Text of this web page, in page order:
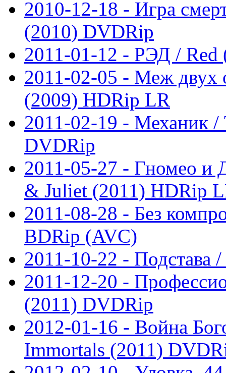
2010-12-18 - Игра
(2010) DVDRip
2011-01-12 - РЭД /
2011-02-05 - Меж двух
(2009) HDRip LR
2011-02-19 - Механик /
DVDRip
2011-05-27 - Гномео и
& Juliet (2011) HDRip
2011-08-28 - Без
BDRip (AVC)
2011-10-22 - Подстава
2011-12-20 -
(2011) DVDRip
2012-01-16 - Война
Immortals (2011)